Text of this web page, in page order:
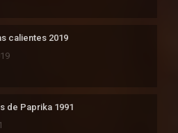
calientes 2019
de Paprika 1991